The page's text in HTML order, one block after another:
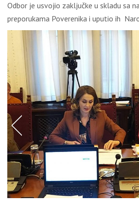
Odbor je usvojio zaključke u skladu sa
preporukama Poverenika i uputio ih